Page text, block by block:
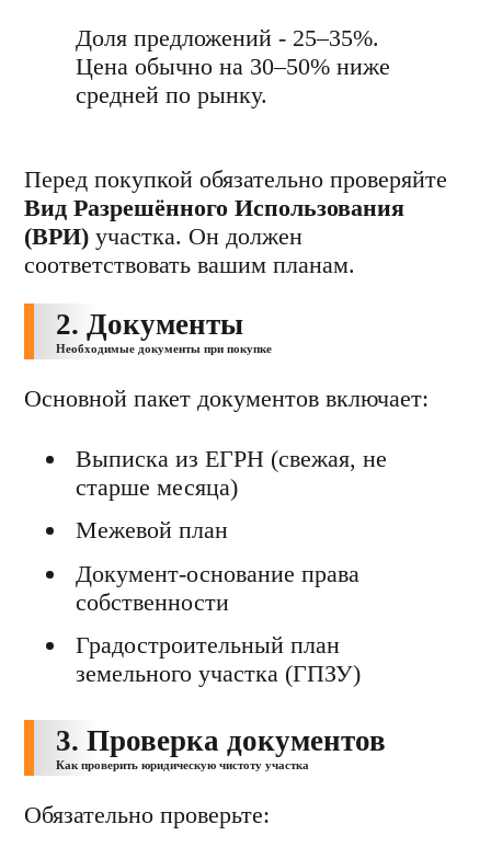
Доля предложений - 25–35%.
Цена обычно на 30–50% ниже
средней по рынку.
Перед покупкой обязательно проверяйте
Вид Разрешённого Использования
(ВРИ) участка. Он должен
соответствовать вашим планам.
2. Документы
Необходимые документы при покупке
Основной пакет документов включает:
Выписка из ЕГРН (свежая, не
старше месяца)
Межевой план
Документ-основание права
собственности
Градостроительный план
земельного участка (ГПЗУ)
3. Проверка документов
Как проверить юридическую чистоту участка
Обязательно проверьте: